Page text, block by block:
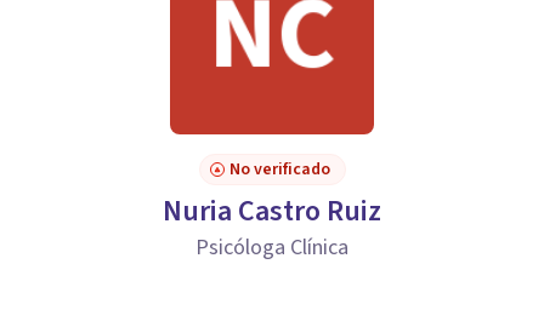
No verificado
Nuria Castro Ruiz
Psicóloga Clínica